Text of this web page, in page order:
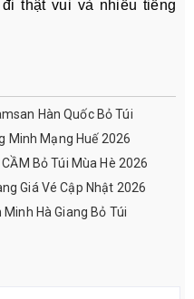
thật vui và nhiều tiếng
Hàn Quốc Bỏ Túi
Minh Mạng Huế 2026
Bỏ Túi Mùa Hè 2026
Giá Vé Cập Nhật 2026
Hà Giang Bỏ Túi